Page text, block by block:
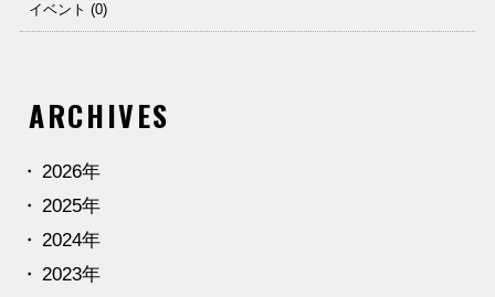
イベント (0)
ARCHIVES
2026年
2025年
2024年
2023年